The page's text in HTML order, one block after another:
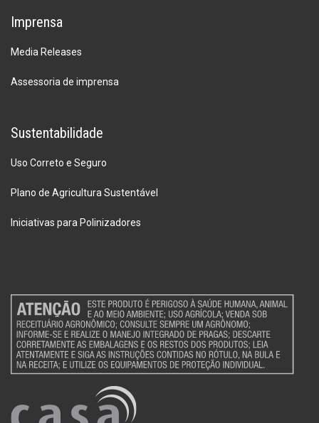
Imprensa
Media Releases
Assessoria de imprensa
Sustentabilidade
Uso Correto e Seguro
Plano de Agricultura Sustentável
Iniciativas para Polinizadores